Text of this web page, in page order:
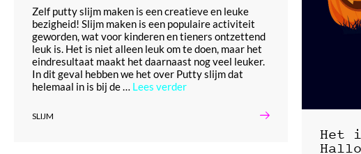
Zelf putty slijm maken is een creatieve en leuke
bezigheid! Slijm maken is een populaire activiteit
geworden, wat voor kinderen en tieners ontzettend
leuk is. Het is niet alleen leuk om te doen, maar het
eindresultaat maakt het daarnaast nog veel leuker.
In dit geval hebben we het over Putty slijm dat
helemaal in is bij de … Lees verder
SLIJM
Het